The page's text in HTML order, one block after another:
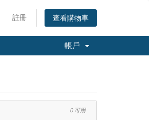
註冊 查看購物車
帳戶
0 可用